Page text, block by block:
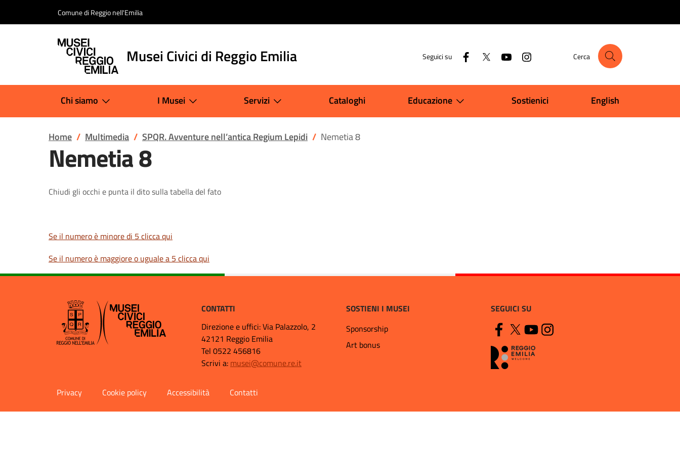
Comune di Reggio nell'Emilia
Musei Civici di Reggio Emilia Seguici su Cerca
Chi siamo I Musei Servizi Cataloghi Educazione Sostienici English
Home Multimedia SPQR. Avventure nell’antica Regium Lepidi Nemetia 8
Nemetia 8
Chiudi gli occhi e punta il dito sulla tabella del fato
Se il numero è minore di 5 clicca qui
Se il numero è maggiore o uguale a 5 clicca qui
CONTATTI
Direzione e uffici: Via Palazzolo, 2
42121 Reggio Emilia
Tel 0522 456816
Scrivi a: musei@comune.re.it
SOSTIENI I MUSEI
Sponsorship
Art bonus
SEGUICI SU
Privacy Cookie policy Accessibilità Contatti